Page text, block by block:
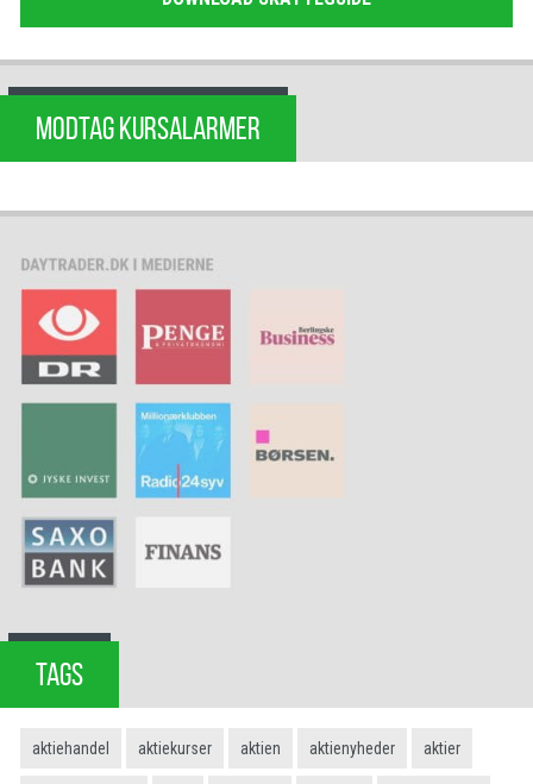
MODTAG KURSALARMER
TAGS
aktiehandel aktiekurser aktien aktienyheder aktier